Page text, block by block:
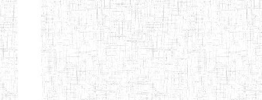
Effacer les filtres
Denomination
Type